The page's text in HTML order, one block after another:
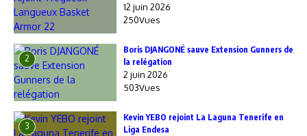
12 juin 2026
250Vues
2
Boris DJANGONÉ sauve Extension Gunners de
la relégation
2 juin 2026
503Vues
3
Kevin YEBO rejoint La Laguna Tenerife en
Liga Endesa